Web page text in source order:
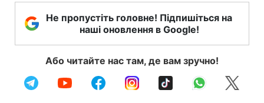
Не пропустіть головне! Підпишіться на
наші оновлення в Google!
Або читайте нас там, де вам зручно!